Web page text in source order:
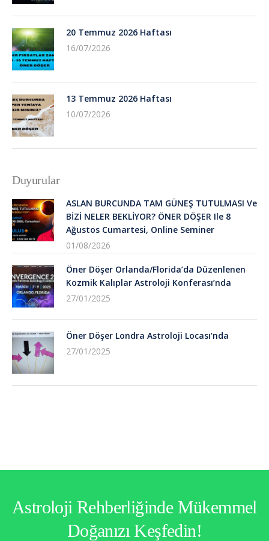
20 Temmuz 2026 Haftası
16/07/2026
13 Temmuz 2026 Haftası
10/07/2026
Duyurular
ASLAN BURCUNDA TAM GÜNEŞ TUTULMASI Ve
BİZİ NELER BEKLİYOR? ÖNER DÖŞER Ile 8
Ağustos Cumartesi, Online Seminer
01/08/2026
Öner Döşer Orlanda/Florida’da Düzenlenen
Kozmik Kalıplar Astroloji Konferası’nda
27/01/2025
Öner Döşer Londra Astroloji Locası’nda
27/01/2025
Astroloji Rehberliğinde Mükemmel
Doğanızı Keşfedin!